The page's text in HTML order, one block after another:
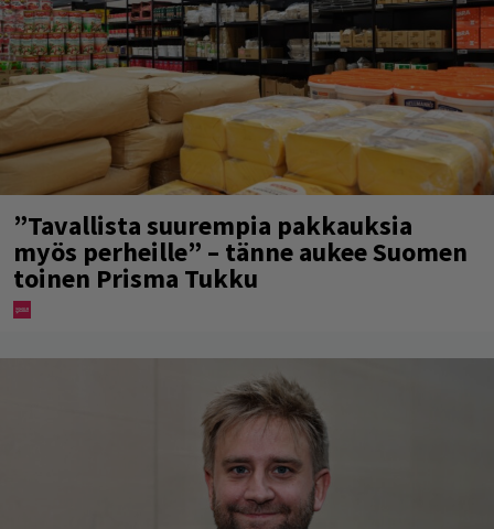
”Tavallista suurempia pakkauksia
myös perheille” – tänne aukee Suomen
toinen Prisma Tukku